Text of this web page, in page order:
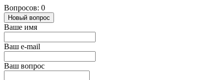
Вопросов: 0
Новый вопрос
Ваше имя
Ваш e-mail
Ваш вопрос